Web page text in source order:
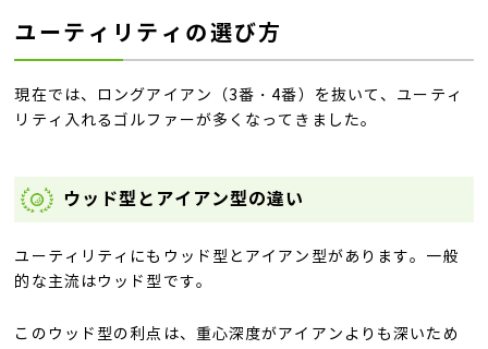
ユーティリティの選び方
現在では、ロングアイアン（3番・4番）を抜いて、ユーティ
リティ入れるゴルファーが多くなってきました。
ウッド型とアイアン型の違い
ユーティリティにもウッド型とアイアン型があります。一般
的な主流はウッド型です。
このウッド型の利点は、重心深度がアイアンよりも深いため